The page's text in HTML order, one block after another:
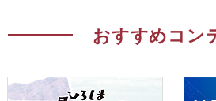
おすすめコン